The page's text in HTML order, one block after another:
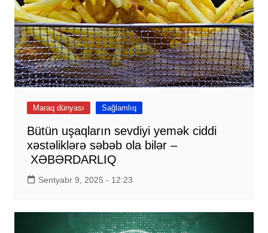
Maraq dünyası Sağlamlıq
Bütün uşaqların sevdiyi yemək ciddi
xəstəliklərə səbəb ola bilər –
XƏBƏRDARLIQ
Sentyabr 9, 2025 - 12:23